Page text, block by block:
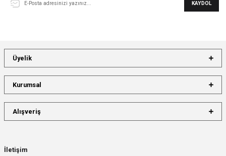
KAYDOL
İletişim
Üyelik
Kurumsal
Alışveriş